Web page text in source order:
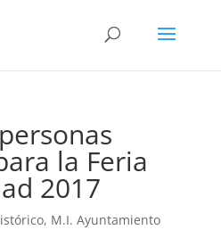
la Feria
2017
, M.I. Ayuntamiento